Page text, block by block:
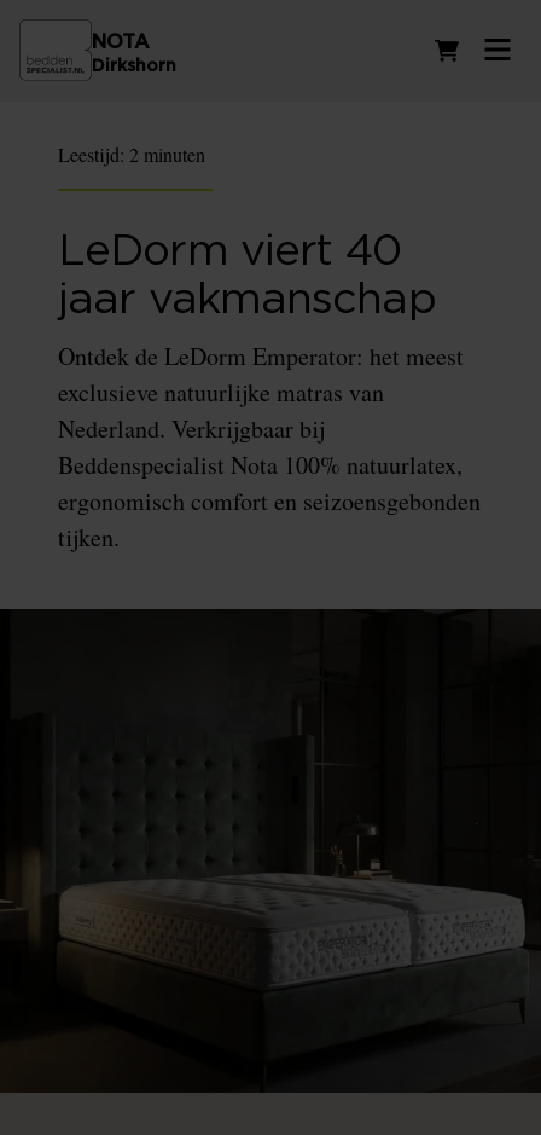
NOTA
Dirkshorn
Leestijd: 2 minuten
LeDorm viert 40
jaar vakmanschap
Ontdek de LeDorm Emperator: het meest
exclusieve natuurlijke matras van
Nederland. Verkrijgbaar bij
Beddenspecialist Nota 100% natuurlatex,
ergonomisch comfort en seizoensgebonden
tijken.